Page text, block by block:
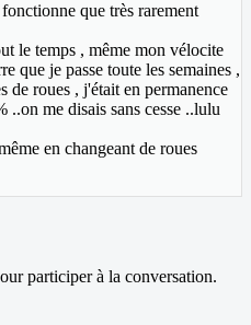
que très rarement
le temps , même mon vélocite
que je passe toute les semaines ,
de roues , j'était en permanence
..on me disais sans cesse ..lulu
en changeant de roues
participer à la conversation.